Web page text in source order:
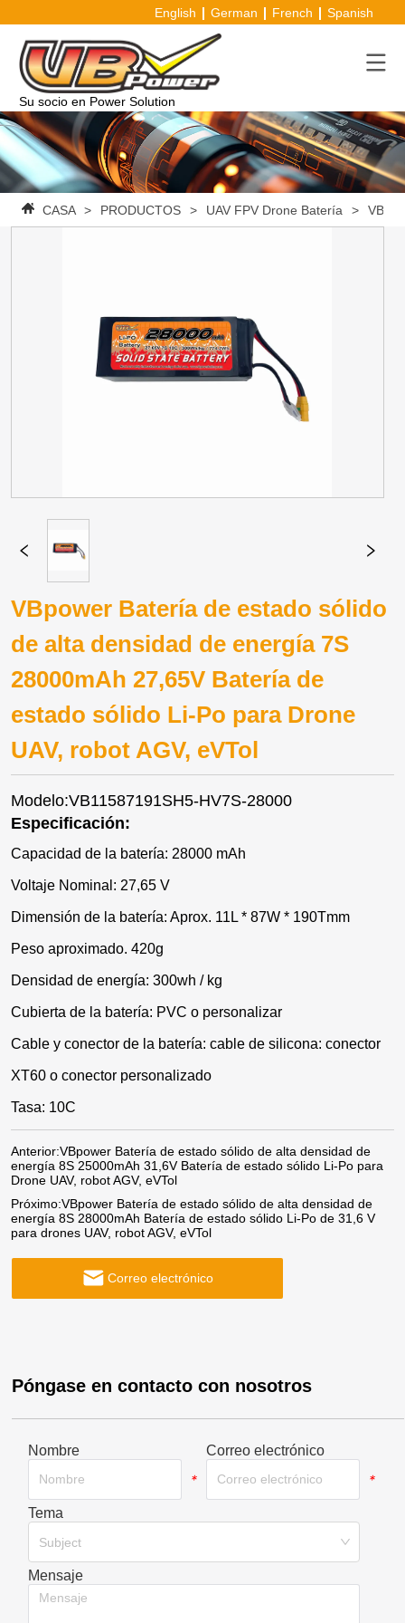
English German French Spanish
Su socio en Power Solution
CASA > PRODUCTOS > UAV FPV Drone Batería >
VBpower Batería de estado sólido
de alta densidad de energía 7S
28000mAh 27,65V Batería de
estado sólido Li-Po para Drone
UAV, robot AGV, eVTol
Modelo:VB11587191SH5-HV7S-28000
Especificación:
Capacidad de la batería: 28000 mAh
Voltaje Nominal: 27,65 V
Dimensión de la batería: Aprox. 11L * 87W * 190Tmm
Peso aproximado. 420g
Densidad de energía: 300wh / kg
Cubierta de la batería: PVC o personalizar
Cable y conector de la batería: cable de silicona: conector
XT60 o conector personalizado
Tasa: 10C
Anterior:VBpower Batería de estado sólido de alta densidad de
energía 8S 25000mAh 31,6V Batería de estado sólido Li-Po para
Drone UAV, robot AGV, eVTol
Próximo:VBpower Batería de estado sólido de alta densidad de
energía 8S 28000mAh Batería de estado sólido Li-Po de 31,6 V
para drones UAV, robot AGV, eVTol
Correo electrónico
Póngase en contacto con nosotros
Nombre
*
Correo electrónico
*
Tema
Subject
Mensaje